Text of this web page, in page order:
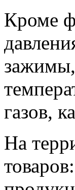
Кроме
газов,
На